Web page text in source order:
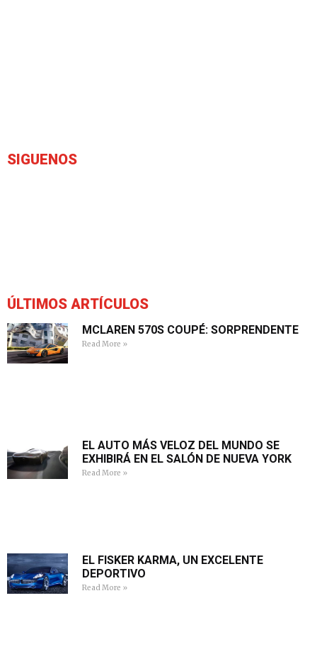
SIGUENOS
ÚLTIMOS ARTÍCULOS
MCLAREN 570S COUPÉ: SORPRENDENTE
Read More »
EL AUTO MÁS VELOZ DEL MUNDO SE
EXHIBIRÁ EN EL SALÓN DE NUEVA YORK
Read More »
EL FISKER KARMA, UN EXCELENTE
DEPORTIVO
Read More »